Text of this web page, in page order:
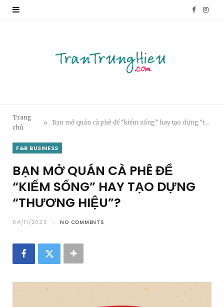
F I
Trang
chủ
» Bạn mở quán cà phê để “kiếm sống” hay tạo dựng “thương hiệu”?
F&B BUSINESS
BẠN MỞ QUÁN CÀ PHÊ ĐỂ
“KIẾM SỐNG” HAY TẠO DỰNG
“THƯƠNG HIỆU”?
04/11/2023 NO COMMENTS